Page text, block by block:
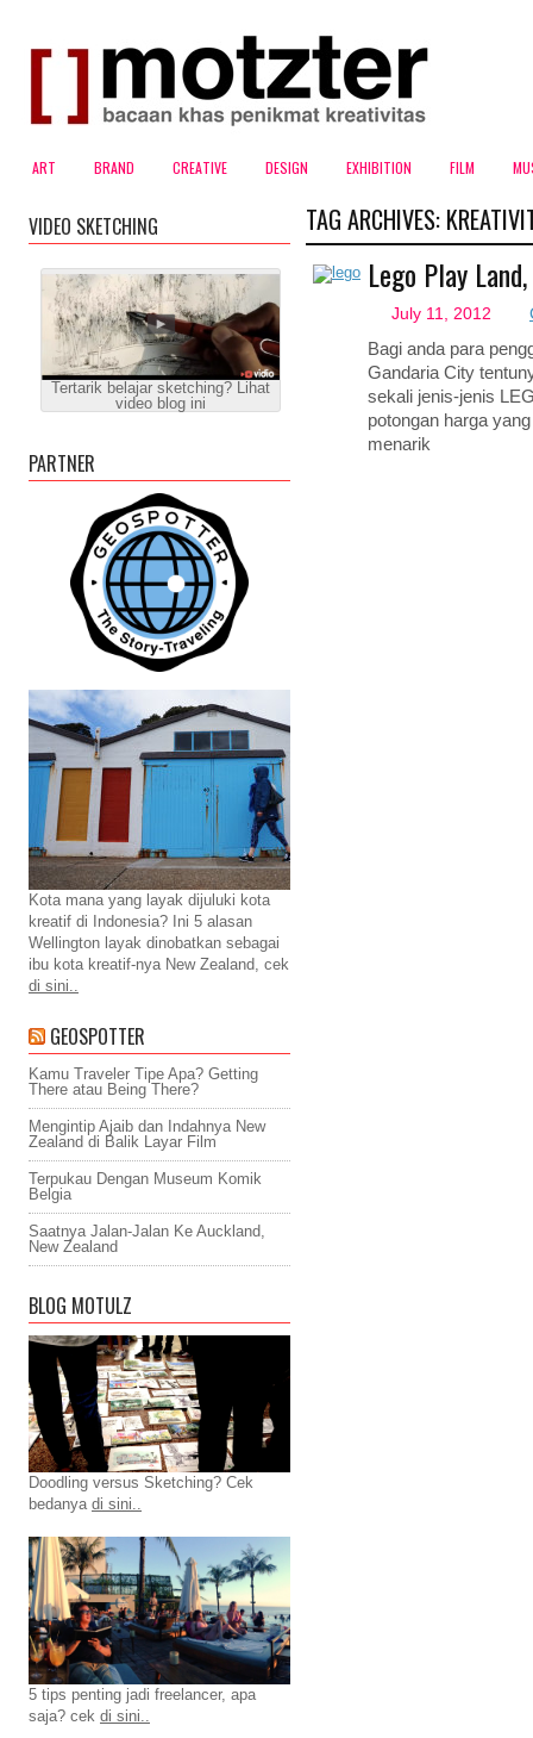
ART BRAND CREATIVE DESIGN EXHIBITION FILM
TAG ARCHIVES:
Lego Play
July 11, 2012
Bagi anda para
Gandaria City
sekali jenis-jenis
potongan harga
menarik
VIDEO SKETCHING
Tertarik belajar sketching? Lihat
video blog ini
PARTNER
Kota mana yang layak dijuluki kota
kreatif di Indonesia? Ini 5 alasan
Wellington layak dinobatkan sebagai
ibu kota kreatif-nya New Zealand, cek
di sini..
GEOSPOTTER
Kamu Traveler Tipe Apa? Getting
There atau Being There?
Mengintip Ajaib dan Indahnya New
Zealand di Balik Layar Film
Terpukau Dengan Museum Komik
Belgia
Saatnya Jalan-Jalan Ke Auckland,
New Zealand
BLOG MOTULZ
Doodling versus Sketching? Cek
bedanya di sini..
5 tips penting jadi freelancer, apa
saja? cek di sini..